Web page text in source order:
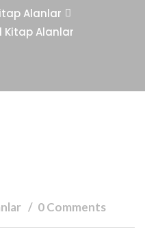
Alanlar
Kitap Alanlar
0 Comments